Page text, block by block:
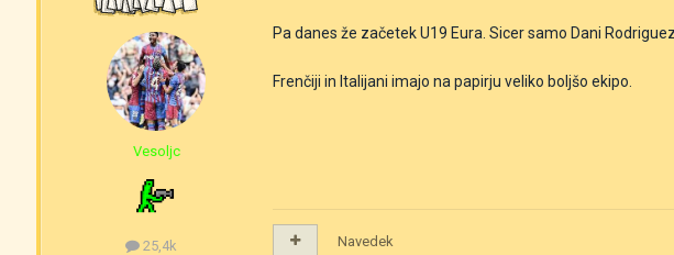
Vesoljc
25,4k
Pa danes že začetek U19 Eura. Sicer samo Dani
Frenčiji in Italijani imajo na papirju veliko boljšo ekipo.
Navedek